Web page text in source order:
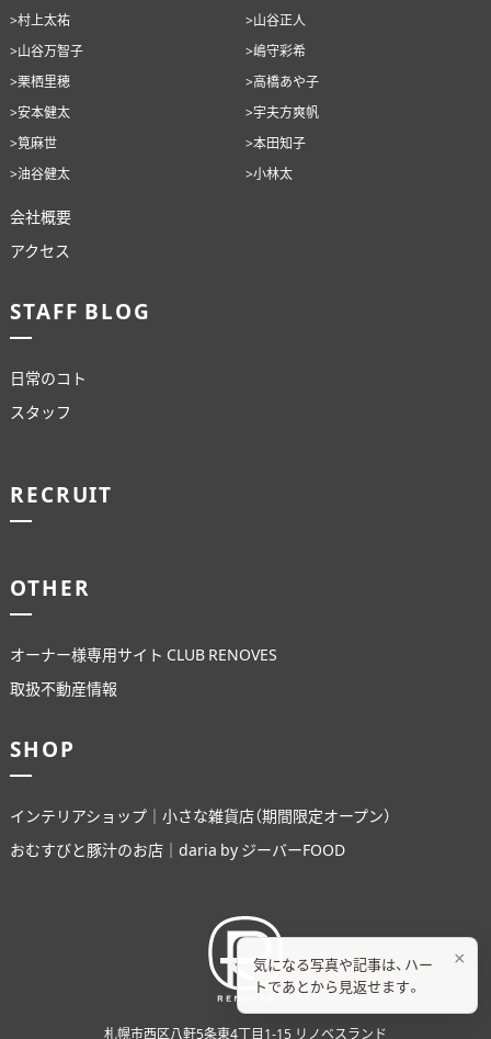
>村上太祐
>山谷正人
>山谷万智子
>嶋守彩希
>栗栖里穂
>高橋あや子
>安本健太
>宇夫方爽帆
>筧麻世
>本田知子
>油谷健太
>小林太
会社概要
アクセス
STAFF BLOG
日常のコト
スタッフ
RECRUIT
OTHER
オーナー様専用サイト CLUB RENOVES
取扱不動産情報
SHOP
インテリアショップ｜小さな雑貨店（期間限定オープン）
おむすびと豚汁のお店｜daria by ジーバーFOOD
札幌市西区八軒5条東4丁目1-15 リノベスランド
×
気になる写真や記事は、ハー
トであとから見返せます。